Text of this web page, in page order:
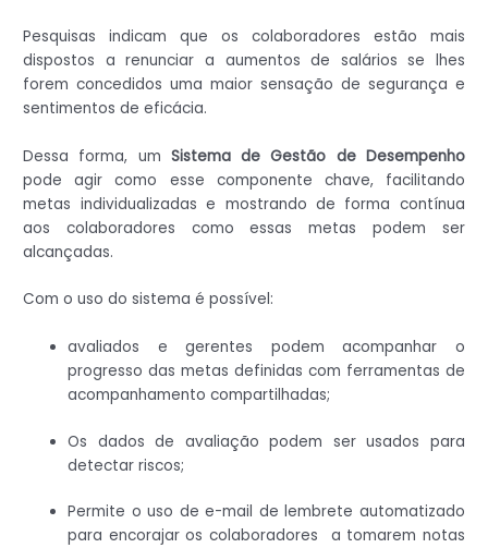
Pesquisas indicam que os colaboradores estão mais
dispostos a renunciar a aumentos de salários se lhes
forem concedidos uma maior sensação de segurança e
sentimentos de eficácia.
Dessa forma, um Sistema de Gestão de Desempenho
pode agir como esse componente chave, facilitando
metas individualizadas e mostrando de forma contínua
aos colaboradores como essas metas podem ser
alcançadas.
Com o uso do sistema é possível:
avaliados e gerentes podem acompanhar o
progresso das metas definidas com ferramentas de
acompanhamento compartilhadas;
Os dados de avaliação podem ser usados para
detectar riscos;
Permite o uso de e-mail de lembrete automatizado
para encorajar os colaboradores a tomarem notas